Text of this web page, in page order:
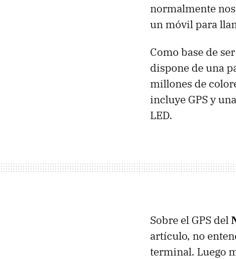
normalmente
un móvil para
Como base de
dispone de una
millones de
incluye GPS y
LED.
Sobre el GPS del
artículo, no
terminal. Luego